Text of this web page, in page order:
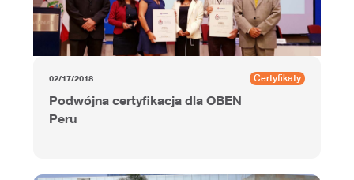
02/17/2018 Certyfikaty
Podwójna certyfikacja dla OBEN
Peru